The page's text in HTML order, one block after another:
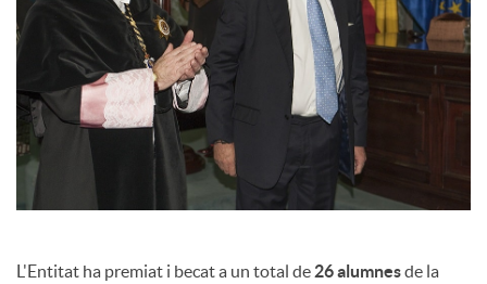
l
s
L'Entitat ha premiat i becat a un total de 26 alumnesde la